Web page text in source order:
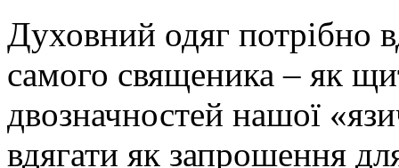
Духовний одяг потрібно
самого священика – як
двозначностей нашої
вдягати як запрошення